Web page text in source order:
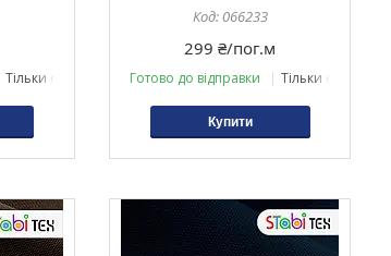
Тільки оптом
066233
299 ₴/пог.м
Готово до відправки Тільки оптом
Купити